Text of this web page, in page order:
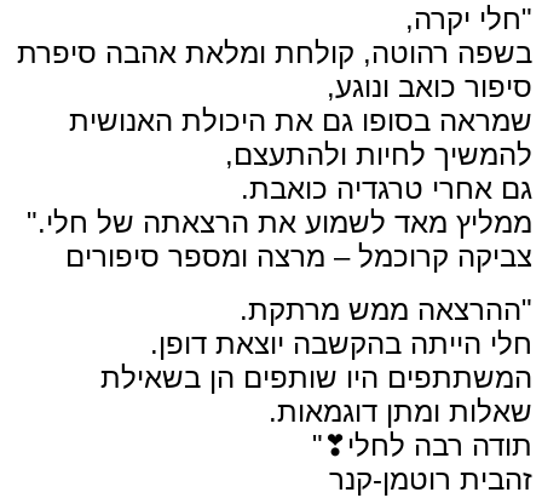
"חלי יקרה,
בשפה רהוטה, קולחת ומלאת אהבה סיפרת
סיפור כואב ונוגע,
שמראה בסופו גם את היכולת האנושית
להמשיך לחיות ולהתעצם,
גם אחרי טרגדיה כואבת.
ממליץ מאד לשמוע את הרצאתה של חלי."
צביקה קרוכמל – מרצה ומספר סיפורים
"ההרצאה ממש מרתקת.
חלי הייתה בהקשבה יוצאת דופן.
המשתתפים היו שותפים הן בשאילת
שאלות ומתן דוגמאות.
תודה רבה לחלי❣"
זהבית רוטמן-קנר